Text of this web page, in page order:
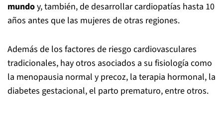
mundoy, también, de desarrollar cardiopatías hasta 10
años antes que las mujeres de otras regiones.
Además de los factores de riesgo cardiovasculares
tradicionales, hay otros asociados a su fisiología como
la menopausia normal y precoz, la terapia hormonal, la
diabetes gestacional, el parto prematuro, entre otros.